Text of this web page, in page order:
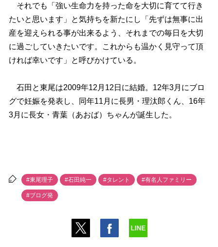
それでも「強い生命力を持った命を大切に育てて行き
たいと思います」と気持ちを新たにし「先ずは無事に出
産を迎えられる事が出来るよう、それまでの毎日を大切
に過ごしていきたいです。これからも温かく見守って頂
ければ幸いです」と呼びかけている。
石田と東尾は2009年12月12日に結婚。12年3月にブロ
グで妊娠を発表し、同年11月に長男・理汰郎くん、16年
3月に長女・青葉（あおば）ちゃんが誕生した。
#東尾理子 #石田純一 #タレント #有名人ファミリー
#ブログ発